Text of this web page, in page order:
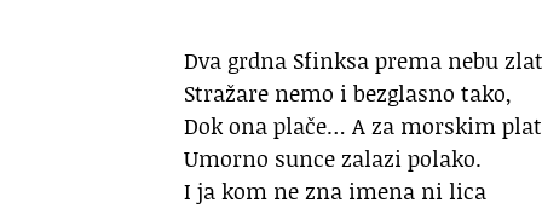
Dva grdna Sfinksa prema nebu
Stražare nemo i bezglasno tako,
Dok ona plače… A za morskim
Umorno sunce zalazi polako.
I ja kom ne zna imena ni lica